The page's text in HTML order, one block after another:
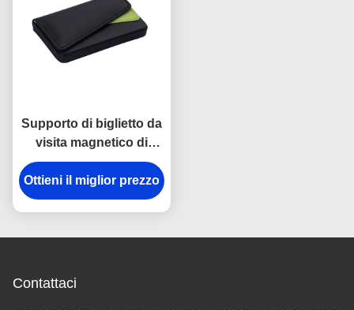
Supporto di biglietto da
visita magnetico di
nome dell'unità di
elaborazione di
rettangolo di cuoio del
Ottieni il miglior prezzo
Contattaci